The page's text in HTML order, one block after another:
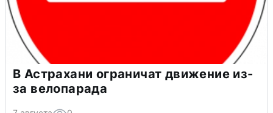
В Астрахани ограничат движение из-
за велопарада